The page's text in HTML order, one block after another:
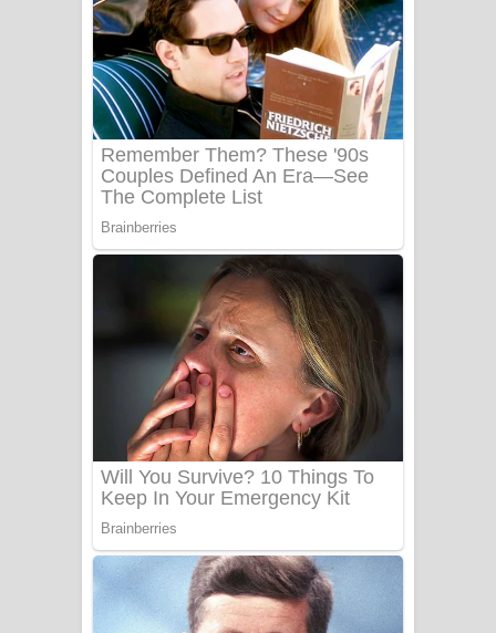
ගීතයේ පද පෙළ
Niwuna Numba Hinda Song Lyrics -
නිවුනා නුඹ හින්දා ගීතයේ පද පෙළ
Numba Dun Aadare Song Lyrics - නුඹ
දුන් ආදරේ ගීතයේ පද පෙළ
Liyamuda Dan Anagathe Song Lyrics
- ලියමුද දැන් අනාගතේ ගීතයේ පද පෙළ
Doni Song Lyrics - දෝණි ගීතයේ පද
පෙළ
Benthara Palame Song Lyrics -
බෙන්තර පාලමේ ගීතයේ පද පෙළ
Sanda Babalena Song Lyrics - සඳ
බැබලෙන ගීතයේ පද පෙළ
Adare Wadi Nisa Song Lyrics - ආදරේ